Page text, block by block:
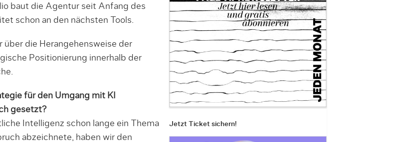
baut die Agentur seit Anfang des
schon an den nächsten Tools.
über die Herangehensweise der
Positionierung innerhalb der
für den Umgang mit KI
gesetzt?
Intelligenz schon lange ein Thema
abzeichnete, haben wir den
Jetzt Ticket sichern!